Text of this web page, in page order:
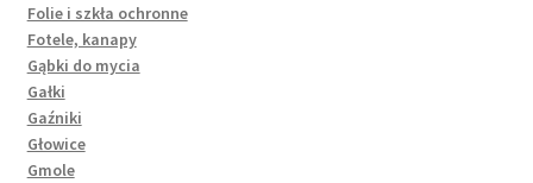
Folie i szkła ochronne
Fotele, kanapy
Gąbki do mycia
Gałki
Gaźniki
Głowice
Gmole